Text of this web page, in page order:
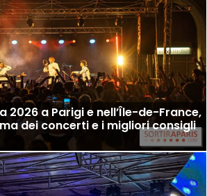
2026 a Parigi e nell’Île-de-France,
dei concerti e i migliori consigli